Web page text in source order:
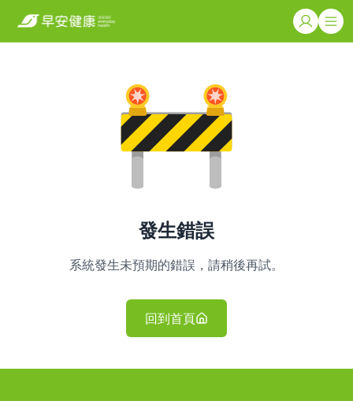
發生錯誤
系統發生未預期的錯誤，請稍後再試。
回到首頁